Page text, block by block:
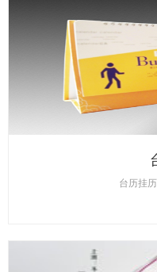
台历挂